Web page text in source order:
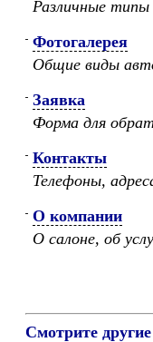
Различные типы
Фотогалерея
Общие виды
Заявка
Форма для
Контакты
Телефоны,
О компании
О салоне, об
Смотрите